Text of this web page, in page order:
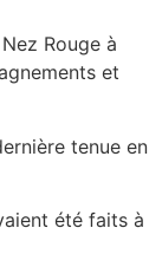
Rouge à
et
tenue en
été faits à